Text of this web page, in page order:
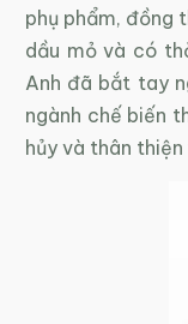
phụ phẩm, đồng
dầu mỏ và có
Anh đã bắt tay
ngành chế biến
hủy và thân